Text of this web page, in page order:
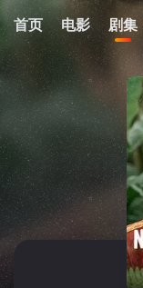
首页 电影 剧集
我的